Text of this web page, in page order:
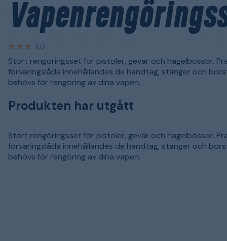
3,0
Stort rengöringsset för pistoler, gevär och hagelbössor.
förvaringslåda innehållandes de handtag, stänger och
behövs för rengöring av dina vapen.
Produkten har utgått
Stort rengöringsset för pistoler, gevär och hagelbössor.
förvaringslåda innehållandes de handtag, stänger och
behövs för rengöring av dina vapen.